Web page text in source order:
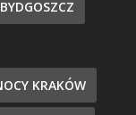
KRAKÓW